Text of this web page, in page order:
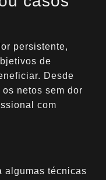
persistente,
de
Desde
netos sem dor
com
algumas técnicas